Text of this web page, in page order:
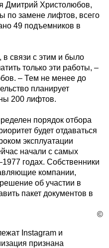
Дмитрий Христолюбов,
по замене лифтов, всего
49 подъемников в
в связи с этим и было
только эти работы, –
– Тем не менее до
планирует
200 лифтов.
порядок отбора
будет отдаваться
эксплуатации
начали с самых
годах. Собственники
компании,
об участии в
пакет документов в
©
Instagram и
признана